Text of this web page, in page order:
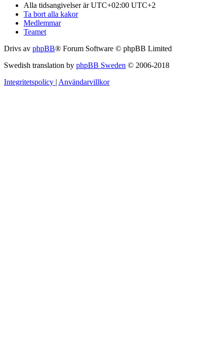
Alla tidsangivelser är UTC+02:00 UTC+2
Ta bort alla kakor
Medlemmar
Teamet
Drivs av phpBB® Forum Software © phpBB Limited
Swedish translation by phpBB Sweden © 2006-2018
Integritetspolicy | Användarvillkor